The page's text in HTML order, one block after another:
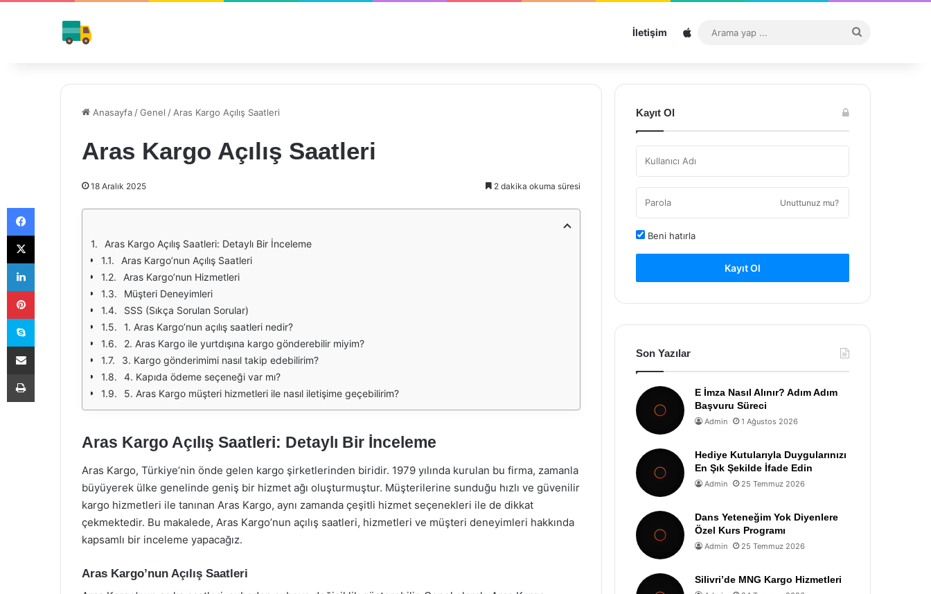
İletişim Sitemap
...
Anasayfa /Genel / Aras Kargo Açılış Saatleri
Aras Kargo Açılış Saatleri
18 Aralık 2025 2 dakika okuma süresi
Aras Kargo Açılış Saatleri: Detaylı Bir İnceleme
Aras Kargo’nun Açılış Saatleri
Aras Kargo’nun Hizmetleri
Müşteri Deneyimleri
SSS (Sıkça Sorulan Sorular)
1. Aras Kargo’nun açılış saatleri nedir?
2. Aras Kargo ile yurtdışına kargo gönderebilir miyim?
3. Kargo gönderimimi nasıl takip edebilirim?
4. Kapıda ödeme seçeneği var mı?
5. Aras Kargo müşteri hizmetleri ile nasıl iletişime geçebilirim?
Aras Kargo Açılış Saatleri: Detaylı Bir İnceleme
Aras Kargo, Türkiye’nin önde gelen kargo şirketlerinden biridir. 1979 yılında kurulan bu firma, zamanla
büyüyerek ülke genelinde geniş bir hizmet ağı oluşturmuştur. Müşterilerine sunduğu hızlı ve güvenilir
kargo hizmetleri ile tanınan Aras Kargo, aynı zamanda çeşitli hizmet seçenekleri ile de dikkat
çekmektedir. Bu makalede, Aras Kargo’nun açılış saatleri, hizmetleri ve müşteri deneyimleri hakkında
kapsamlı bir inceleme yapacağız.
Aras Kargo’nun Açılış Saatleri
Kayıt Ol
Unuttunuz mu?
Beni hatırla
Kayıt Ol
Son Yazılar
E İmza Nasıl Alınır? Adım Adım
Başvuru Süreci
Admin 1 Ağustos 2026
Hediye Kutularıyla Duygularınızı
En Şık Şekilde İfade Edin
Admin 25 Temmuz 2026
Dans Yeteneğim Yok Diyenlere
Özel Kurs Programı
Admin 25 Temmuz 2026
Silivri’de MNG Kargo Hizmetleri
Facebook
X
LinkedIn
Pinterest
Skype
E-Posta ile paylaş